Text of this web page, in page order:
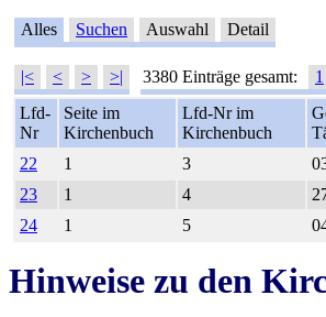
Alles Suchen Auswahl Detail
|< < > >| 3380 Einträge gesamt: 1
Lfd-
Nr
Seite im
Kirchenbuch
Lfd-Nr im
Kirchenbuch
22
1 3
23
1 4
24
1 5
Hinweise zu den